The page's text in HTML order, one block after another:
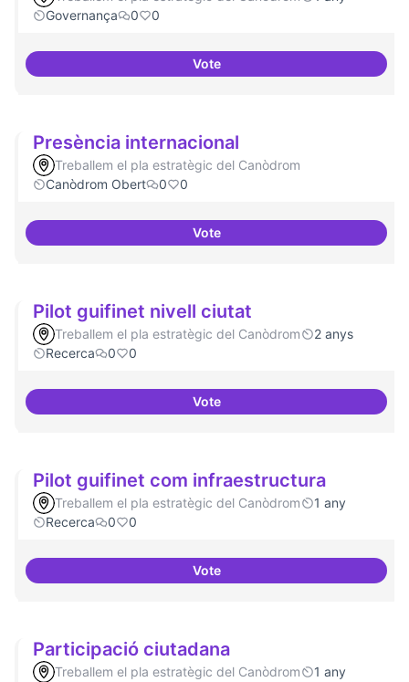
Governança
0 0
VoteProcés participatiu
Presència internacional
Treballem el pla estratègic del Canòdrom
Canòdrom Obert
0 0
VotePresència internacional
Pilot guifinet nivell ciutat
Treballem el pla estratègic del Canòdrom
2 anys
Recerca
0 0
VotePilot guifinet nivell ciutat
Pilot guifinet com infraestructura
Treballem el pla estratègic del Canòdrom
1 any
Recerca
0 0
VotePilot guifinet com
Participació ciutadana
Treballem el pla estratègic del Canòdrom
1 any